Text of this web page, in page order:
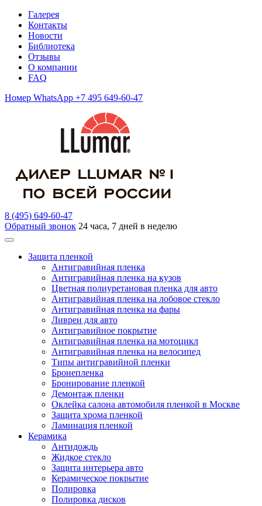
Галерея
Контакты
Новости
Библиотека
Отзывы
О компании
FAQ
Номер WhatsApp +7 495 649-60-47
8 (495) 649-60-47
Обратный звонок 24 часа, 7 дней в неделю
Защита пленкой
Антигравийная пленка
Антигравийная пленка на кузов
Цветная полиуретановая пленка для авто
Антигравийная пленка на лобовое стекло
Антигравийная пленка на фары
Ливреи для авто
Антигравийное покрытие
Антигравийная пленка на мотоцикл
Антигравийная пленка на велосипед
Типы антигравийной пленки
Бронепленка
Бронирование пленкой
Демонтаж пленки
Оклейка салона автомобиля пленкой в Москве
Защита хрома пленкой
Ламинация пленкой
Керамика
Антидождь
Жидкое стекло
Защита интерьера авто
Керамическое покрытие
Полировка
Полировка дисков